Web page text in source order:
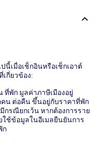
นี้เมื่อเช็กอินหรือเช็กเอาต์
กี่ยวข้อง:
ที่พัก มูลค่าภาษีเมืองอยู่
คน ต่อคืน ขึ้นอยู่กับราคาที่พัก
รณียกเว้น หากต้องการราย
ใช้ข้อมูลในอีเมลยืนยันการ
ก